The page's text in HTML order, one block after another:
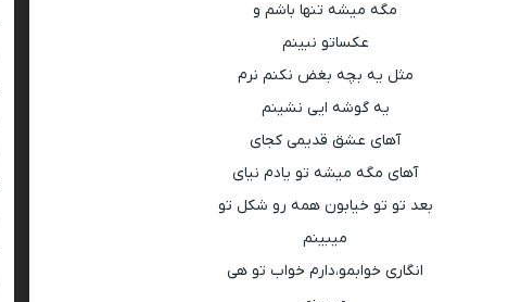
مگه میشه تنها باشم و
عکساتو نبینم
مثل یه بچه بغض نکنم نرم
یه گوشه ایی نشینم
آهای عشق قدیمی کجای
آهای مگه میشه تو یادم نیای
بعد تو تو خیابون همه رو شکل تو
میبینم
انگاری خوابمو،دارم خواب تو هی